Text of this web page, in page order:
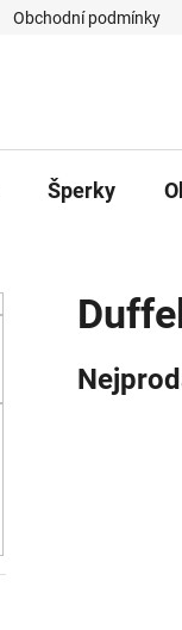
Obchodní podmínky
Šperky